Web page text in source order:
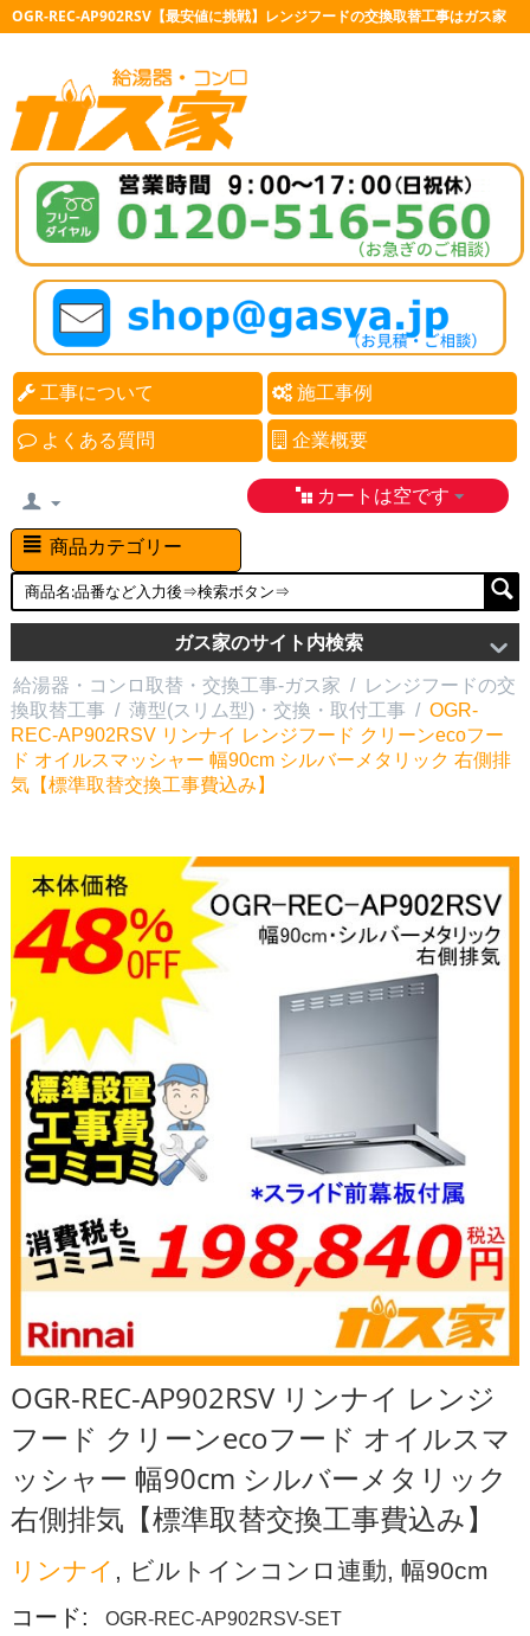
OGR-REC-AP902RSV【最安値に挑戦】レンジフードの交換取替工事はガス家
工事について 施工事例
よくある質問 企業概要
カートは空です
商品カテゴリー
ガス家のサイト内検索
給湯器・コンロ取替・交換工事-ガス家 / レンジフードの交
換取替工事 / 薄型(スリム型)・交換・取付工事 / OGR-
REC-AP902RSV リンナイ レンジフード クリーンecoフー
ド オイルスマッシャー 幅90cm シルバーメタリック 右側排
気【標準取替交換工事費込み】
OGR-REC-AP902RSV リンナイ レンジ
フード クリーンecoフード オイルスマ
ッシャー 幅90cm シルバーメタリック
右側排気【標準取替交換工事費込み】
リンナイ , ビルトインコンロ連動, 幅90cm
コード: OGR-REC-AP902RSV-SET